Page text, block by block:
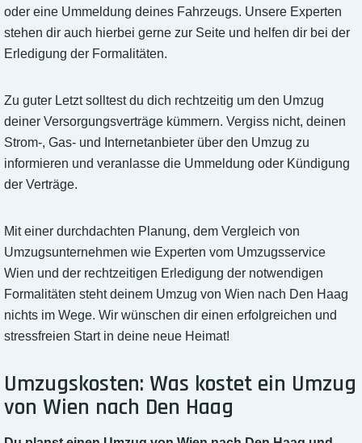
oder eine Ummeldung deines Fahrzeugs. Unsere Experten
stehen dir auch hierbei gerne zur Seite und helfen dir bei der
Erledigung der Formalitäten.
Zu guter Letzt solltest du dich rechtzeitig um den Umzug
deiner Versorgungsverträge kümmern. Vergiss nicht, deinen
Strom-, Gas- und Internetanbieter über den Umzug zu
informieren und veranlasse die Ummeldung oder Kündigung
der Verträge.
Mit einer durchdachten Planung, dem Vergleich von
Umzugsunternehmen wie Experten vom Umzugsservice
Wien und der rechtzeitigen Erledigung der notwendigen
Formalitäten steht deinem Umzug von Wien nach Den Haag
nichts im Wege. Wir wünschen dir einen erfolgreichen und
stressfreien Start in deine neue Heimat!
Umzugskosten: Was kostet ein Umzug
von Wien nach Den Haag